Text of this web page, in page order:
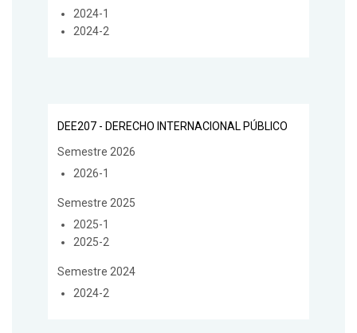
2024-1
2024-2
DEE207 - DERECHO INTERNACIONAL PÚBLICO
Semestre 2026
2026-1
Semestre 2025
2025-1
2025-2
Semestre 2024
2024-2